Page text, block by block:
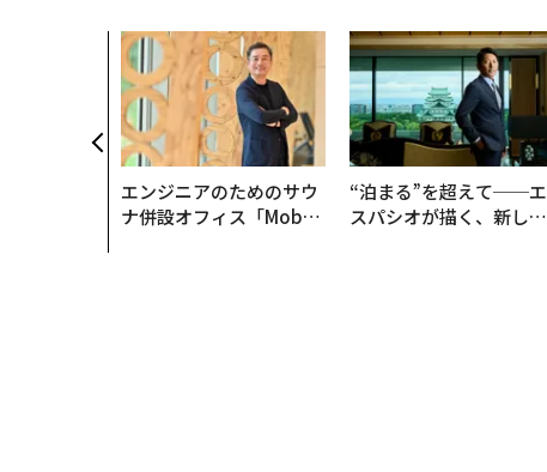
エンジニアのためのサウ
ナ併設オフィス「Mobiu
“泊まる”を超えて──エ
スパシオが描く、新しい